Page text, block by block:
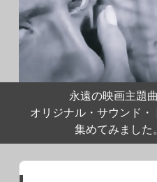
永遠の映画主題
オリジナル・サウンド・
集めてみました